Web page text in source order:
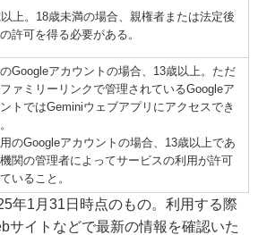
上。18歳未満の場合、親権者または法定後
許可を得る必要がある。
Googleアカウントの場合、13歳以上。ただ
ァミリーリンクで管理されているGoogleア
トではGeminiウェブアプリにアクセスでき
のGoogleアカウントの場合、13歳以上であ
関の管理者によってサービスの利用が許可
いること。
年1月31日時点のもの。利用する際
サイトなどで最新の情報を確認いた